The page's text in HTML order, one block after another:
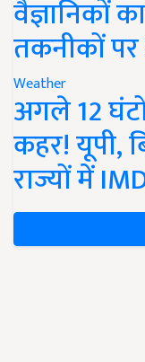
वैज्ञानिकों
तकनीकों
Weather
अगले 12
कहर! यूपी,
राज्यों में